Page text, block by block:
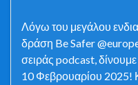
Λόγω του μεγάλου
δράση Be Safer
σειράς podcast,
10 Φεβρουαρίου 2025!